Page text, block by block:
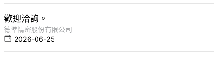
歡迎洽詢。
德準精密股份有限公司
2026-06-25